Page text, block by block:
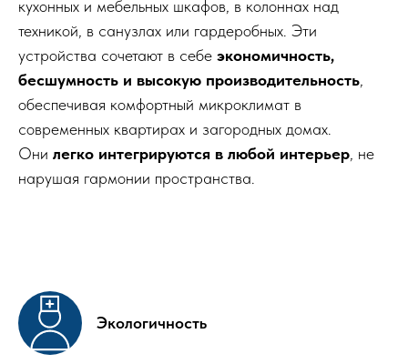
кухонных и мебельных шкафов, в колоннах над
техникой, в санузлах или гардеробных. Эти
устройства сочетают в себе экономичность,
бесшумность и высокую производительность,
обеспечивая комфортный микроклимат в
современных квартирах и загородных домах.
Они легко интегрируются в любой интерьер, не
нарушая гармонии пространства.
Экологичность